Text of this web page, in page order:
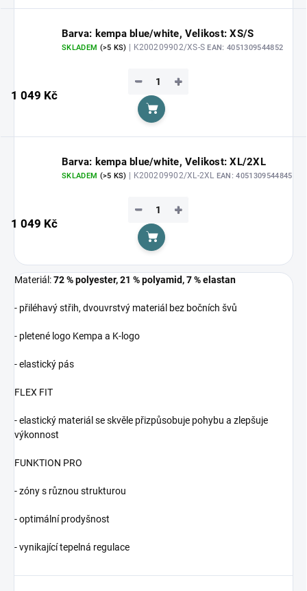
Barva: kempa blue/white, Velikost: XS/S
SKLADEM (>5 KS) | K200209902/XS-SEAN: 4051309544852
1 049 Kč
+
−
Do košíku
Barva: kempa blue/white, Velikost: XL/2XL
SKLADEM (>5 KS) | K200209902/XL-2XL EAN: 4051309544845
1 049 Kč
+
−
Do košíku
Materiál:72 % polyester, 21 % polyamid, 7 % elastan
- přiléhavý střih, dvouvrstvý materiál bez bočních švů
- pletené logo Kempa a K-logo
- elastický pás
FLEX FIT
- elastický materiál se skvěle přizpůsobuje pohybu a zlepšuje
výkonnost
FUNKTION PRO
- zóny s různou strukturou
- optimální prodyšnost
- vynikající tepelná regulace